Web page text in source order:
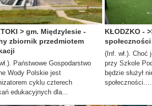
> gm. Międzylesie -
zbiornik przedmiotem
Państwowe Gospodarstwo
Wody Polskie jest
cyklu czterech
edukacyjnych dla...
KŁODZKO -
(Inf. wł.). Choć
przy Szkole
będzie służył
społeczności....